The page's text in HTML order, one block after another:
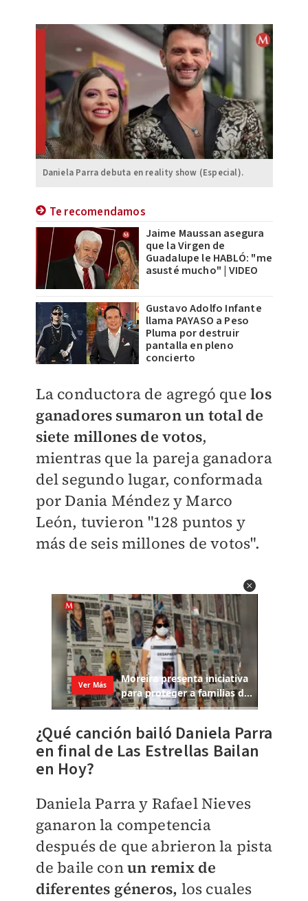
Daniela Parra debuta en reality show (Especial).
Te recomendamos
Jaime Maussan asegura
que la Virgen de
Guadalupe le HABLÓ: "me
asusté mucho" | VIDEO
Gustavo Adolfo Infante
llama PAYASO a Peso
Pluma por destruir
pantalla en pleno
concierto
La conductora de agregó que los
ganadores sumaron un total de
siete millones de votos,
mientras que la pareja ganadora
del segundo lugar, conformada
porDania Méndez y Marco
León, tuvieron "128 puntos y
más de seis millones de votos".
¿Qué canción bailó Daniela Parra
en final de Las Estrellas Bailan
en Hoy?
Daniela Parra y Rafael Nieves
ganaron la competencia
después de que abrieron la pista
de baile conun remix de
diferentes géneros, los cuales